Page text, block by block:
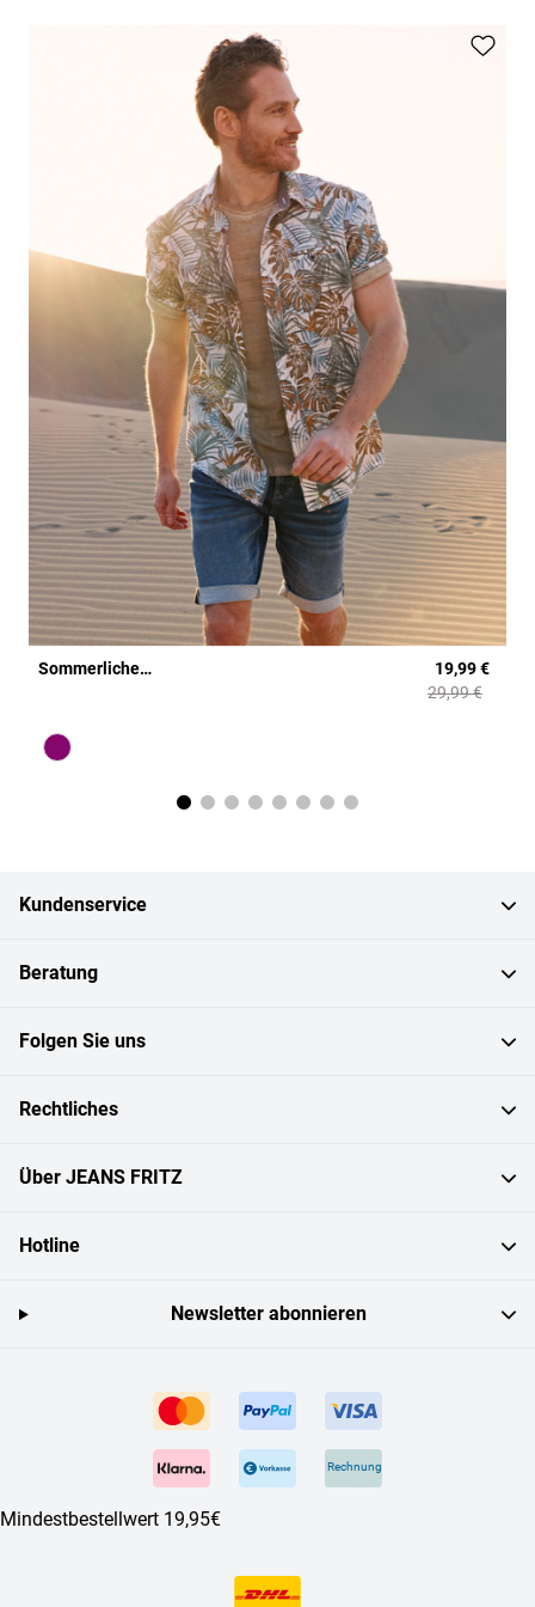
Sommerliches Hemd mit Druck
19,99 €
29,99 €
Farbe
beere gemustert
Kundenservice
Beratung
Folgen Sie uns
Rechtliches
Über JEANS FRITZ
Hotline
Rechnung
Mindestbestellwert 19,95€
Newsletter abonnieren